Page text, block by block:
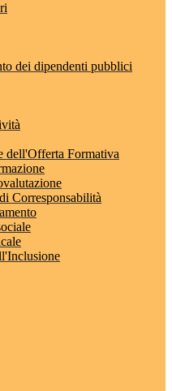
dei dipendenti pubblici
dell'Offerta Formativa
Corresponsabilità